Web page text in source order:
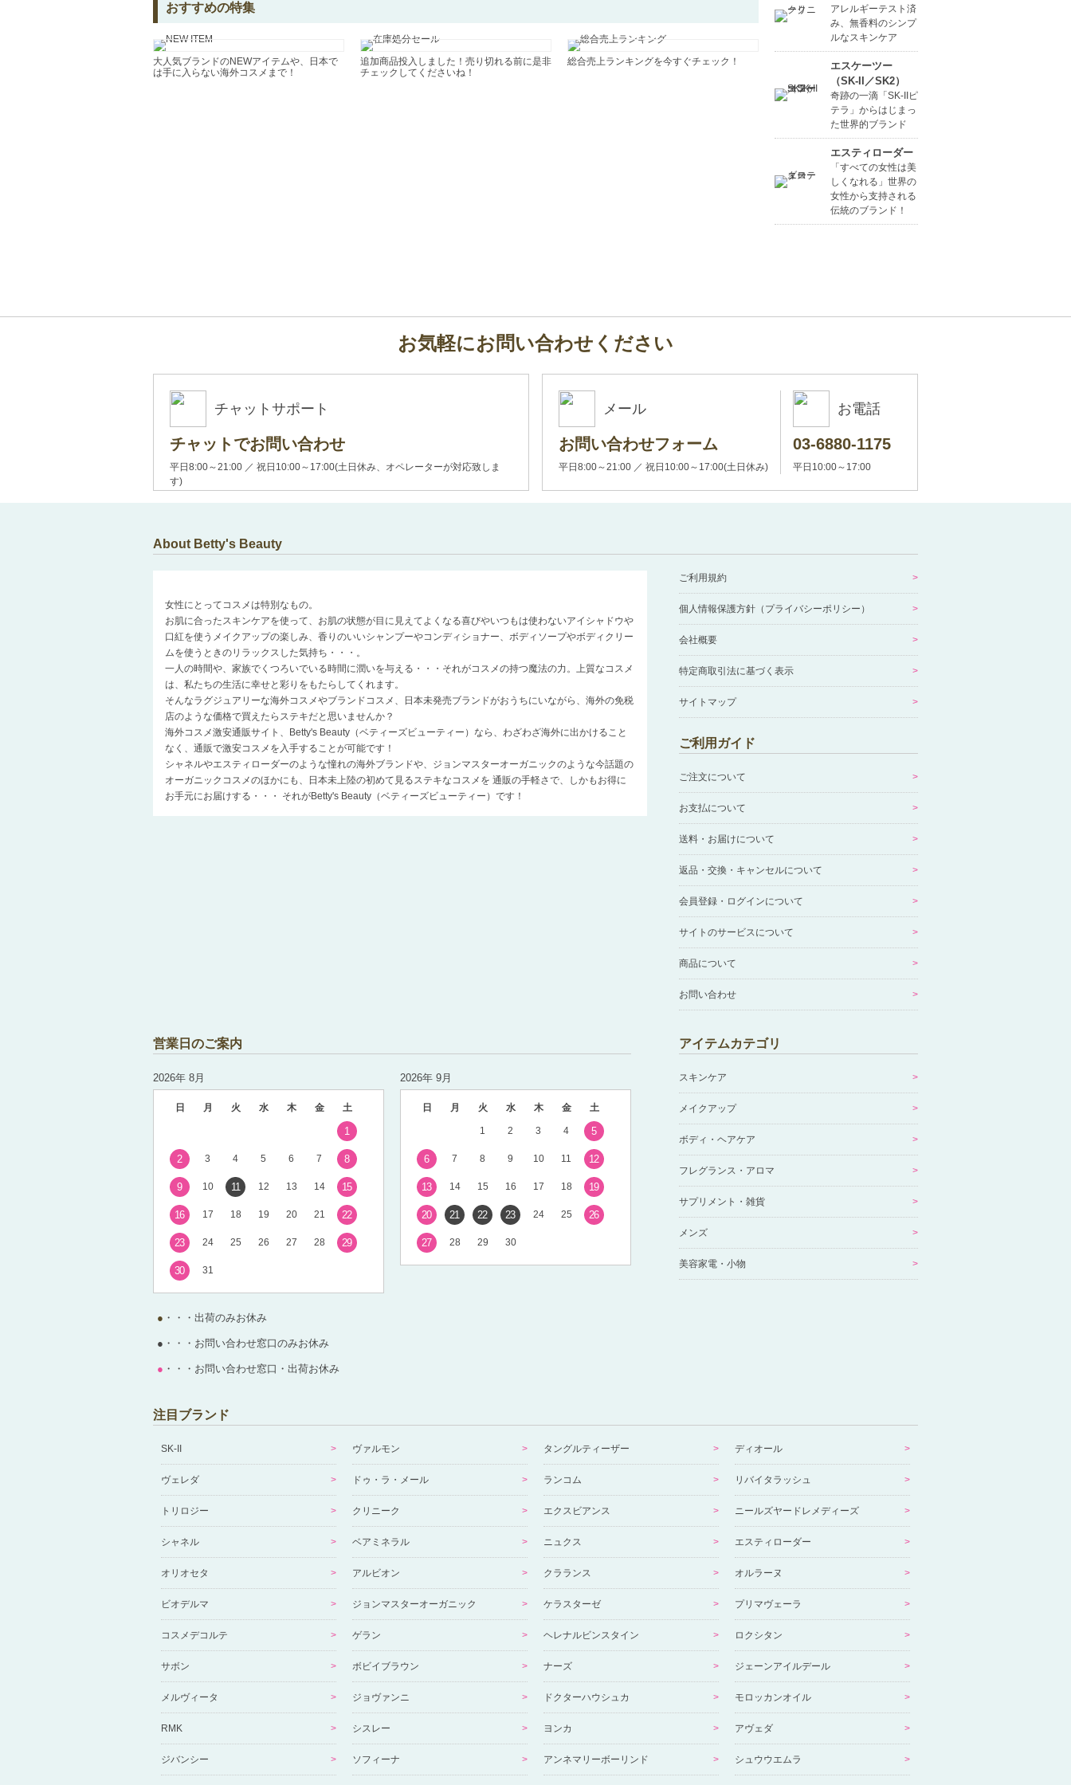
おすすめの特集
大人気ブランドのNEWアイテムや、日本で
は手に入らない海外コスメまで！
追加商品投入しました！売り切れる前に是非
チェックしてくださいね！
総合売上ランキングを今すぐチェック！
アレルギーテスト済
み、無香料のシンプ
ルなスキンケア
エスケーツー
（SK-II／SK2）
奇跡の一滴「SK-IIピ
テラ」からはじまっ
た世界的ブランド
エスティローダー
「すべての女性は美
しくなれる」世界の
女性から支持される
伝統のブランド！
お気軽にお問い合わせください
チャットサポート
チャットでお問い合わせ
平日8:00～21:00 ／ 祝日10:00～17:00(土日休み、オペレーターが対応致しま
す)
メール
お問い合わせフォーム
平日8:00～21:00 ／ 祝日10:00～17:00(土日休み)
お電話
03-6880-1175
平日10:00～17:00
About Betty's Beauty
女性にとってコスメは特別なもの。
お肌に合ったスキンケアを使って、お肌の状態が目に見えてよくなる喜びやいつもは使わないアイシャドウや
口紅を使うメイクアップの楽しみ、香りのいいシャンプーやコンディショナー、ボディソープやボディクリー
ムを使うときのリラックスした気持ち・・・。
一人の時間や、家族でくつろいでいる時間に潤いを与える・・・それがコスメの持つ魔法の力。上質なコスメ
は、私たちの生活に幸せと彩りをもたらしてくれます。
そんなラグジュアリーな海外コスメやブランドコスメ、日本未発売ブランドがおうちにいながら、海外の免税
店のような価格で買えたらステキだと思いませんか？
海外コスメ激安通販サイト、Betty's Beauty（ベティーズビューティー）なら、わざわざ海外に出かけること
なく、通販で激安コスメを入手することが可能です！
シャネルやエスティローダーのような憧れの海外ブランドや、ジョンマスターオーガニックのような今話題の
オーガニックコスメのほかにも、日本未上陸の初めて見るステキなコスメを 通販の手軽さで、しかもお得に
お手元にお届けする・・・ それがBetty's Beauty（ベティーズビューティー）です！
ご利用規約
個人情報保護方針（プライバシーポリシー）
会社概要
特定商取引法に基づく表示
サイトマップ
ご利用ガイド
ご注文について
お支払について
送料・お届けについて
返品・交換・キャンセルについて
会員登録・ログインについて
サイトのサービスについて
商品について
お問い合わせ
営業日のご案内
2026年 8月
日 月 火 水 木 金 土
1
2 3 4 5 6 7 8
9 10 11 12 13 14 15
16 17 18 19 20 21 22
23 24 25 26 27 28 29
30 31
2026年 9月
日 月 火 水 木 金 土
1 2 3 4 5
6 7 8 9 10 11 12
13 14 15 16 17 18 19
20 21 22 23 24 25 26
27 28 29 30
● ・・・出荷のみお休み
● ・・・お問い合わせ窓口のみお休み
● ・・・お問い合わせ窓口・出荷お休み
アイテムカテゴリ
スキンケア
メイクアップ
ボディ・ヘアケア
フレグランス・アロマ
サプリメント・雑貨
メンズ
美容家電・小物
注目ブランド
SK-II ヴァルモン タングルティーザー ディオール
ヴェレダ ドゥ・ラ・メール ランコム リバイタラッシュ
トリロジー クリニーク エクスビアンス ニールズヤードレメディーズ
シャネル ベアミネラル ニュクス エスティローダー
オリオセタ アルビオン クラランス オルラーヌ
ビオデルマ ジョンマスターオーガニック ケラスターゼ プリマヴェーラ
コスメデコルテ ゲラン ヘレナルビンスタイン ロクシタン
サボン ボビイブラウン ナーズ ジェーンアイルデール
メルヴィータ ジョヴァンニ ドクターハウシュカ モロッカンオイル
RMK シスレー ヨンカ アヴェダ
ジバンシー ソフィーナ アンネマリーボーリンド シュウウエムラ